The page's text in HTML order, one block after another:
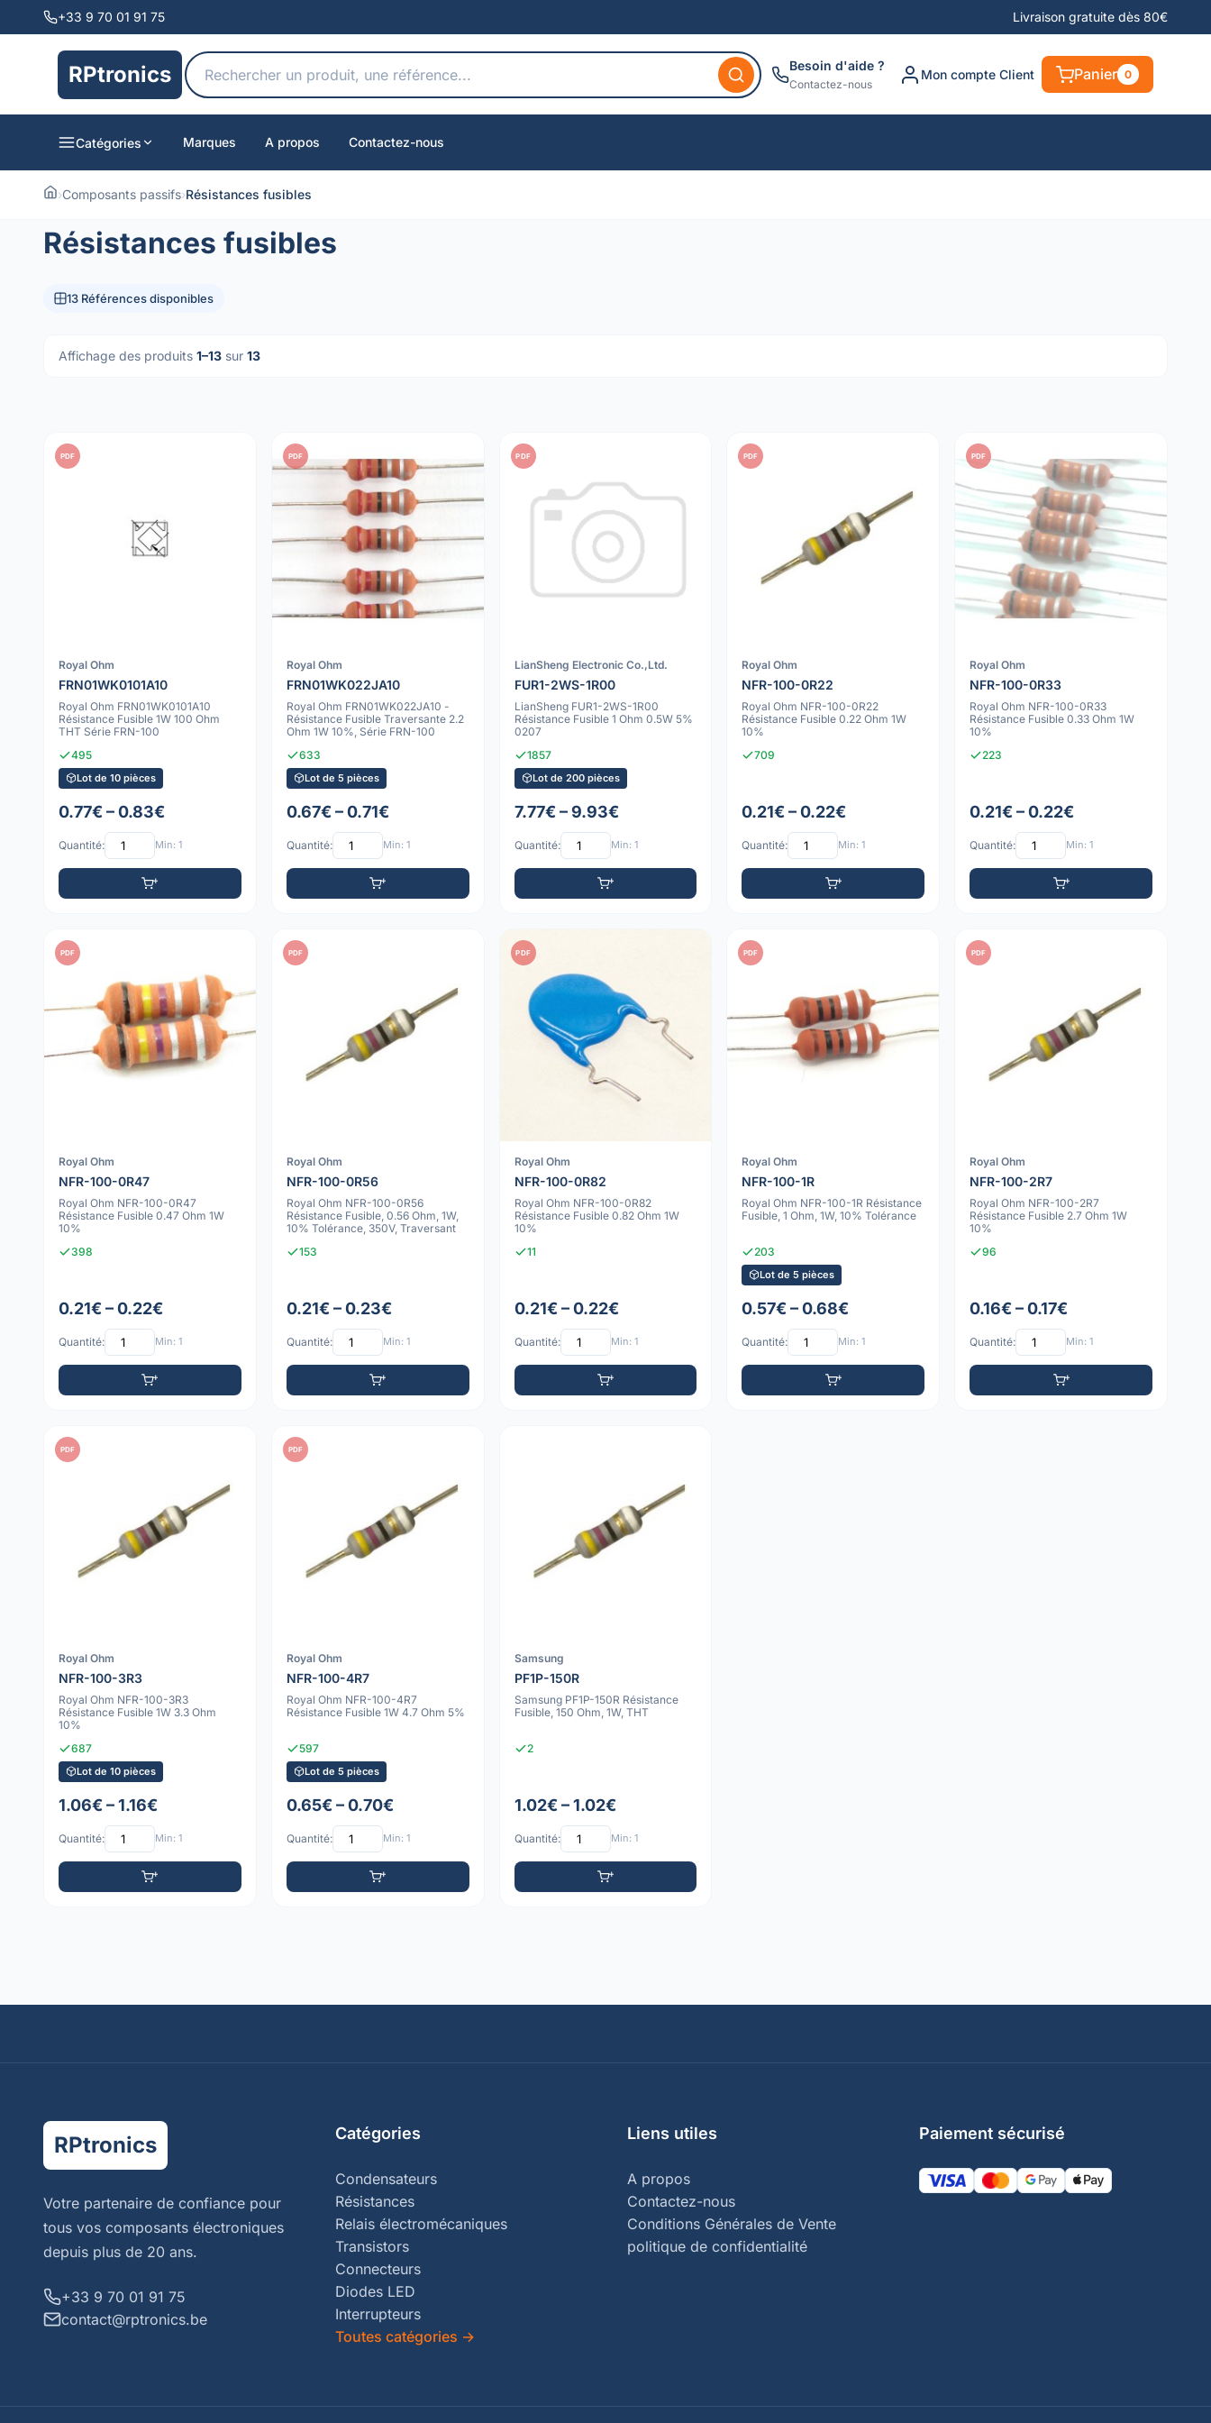
+33 9 70 01 91 75 Livraison gratuite dès 80€
RPtronics Besoin d'aide ?
Contactez-nous
Mon compte Client Panier 0
Catégories Marques A propos Contactez-nous
›Composants passifs›Résistances fusibles
Résistances fusibles
13 Références disponibles
Affichage des produits 1–13 sur 13
PDF
Royal Ohm
FRN01WK0101A10
Royal Ohm FRN01WK0101A10
Résistance Fusible 1W 100 Ohm
THT Série FRN-100
495
Lot de 10 pièces
0.77€ – 0.83€
Quantité: Min: 1
PDF
Royal Ohm
FRN01WK022JA10
Royal Ohm FRN01WK022JA10 -
Résistance Fusible Traversante 2.2
Ohm 1W 10%, Série FRN-100
633
Lot de 5 pièces
0.67€ – 0.71€
Quantité: Min: 1
PDF
LianSheng Electronic Co.,Ltd.
FUR1-2WS-1R00
LianSheng FUR1-2WS-1R00
Résistance Fusible 1 Ohm 0.5W 5%
0207
1857
Lot de 200 pièces
7.77€ – 9.93€
Quantité: Min: 1
PDF
Royal Ohm
NFR-100-0R22
Royal Ohm NFR-100-0R22
Résistance Fusible 0.22 Ohm 1W
10%
709
0.21€ – 0.22€
Quantité: Min: 1
PDF
Royal Ohm
NFR-100-0R33
Royal Ohm NFR-100-0R33
Résistance Fusible 0.33 Ohm 1W
10%
223
0.21€ – 0.22€
Quantité: Min: 1
PDF
Royal Ohm
NFR-100-0R47
Royal Ohm NFR-100-0R47
Résistance Fusible 0.47 Ohm 1W
10%
398
0.21€ – 0.22€
Quantité: Min: 1
PDF
Royal Ohm
NFR-100-0R56
Royal Ohm NFR-100-0R56
Résistance Fusible, 0.56 Ohm, 1W,
10% Tolérance, 350V, Traversant
153
0.21€ – 0.23€
Quantité: Min: 1
PDF
Royal Ohm
NFR-100-0R82
Royal Ohm NFR-100-0R82
Résistance Fusible 0.82 Ohm 1W
10%
11
0.21€ – 0.22€
Quantité: Min: 1
PDF
Royal Ohm
NFR-100-1R
Royal Ohm NFR-100-1R Résistance
Fusible, 1 Ohm, 1W, 10% Tolérance
203
Lot de 5 pièces
0.57€ – 0.68€
Quantité: Min: 1
PDF
Royal Ohm
NFR-100-2R7
Royal Ohm NFR-100-2R7
Résistance Fusible 2.7 Ohm 1W
10%
96
0.16€ – 0.17€
Quantité: Min: 1
PDF
Royal Ohm
NFR-100-3R3
Royal Ohm NFR-100-3R3
Résistance Fusible 1W 3.3 Ohm
10%
687
Lot de 10 pièces
1.06€ – 1.16€
Quantité: Min: 1
PDF
Royal Ohm
NFR-100-4R7
Royal Ohm NFR-100-4R7
Résistance Fusible 1W 4.7 Ohm 5%
597
Lot de 5 pièces
0.65€ – 0.70€
Quantité: Min: 1
Samsung
PF1P-150R
Samsung PF1P-150R Résistance
Fusible, 150 Ohm, 1W, THT
2
1.02€ – 1.02€
Quantité: Min: 1
RPtronics
Votre partenaire de confiance pour
tous vos composants électroniques
depuis plus de 20 ans.
+33 9 70 01 91 75
contact@rptronics.be
Catégories
Condensateurs
Résistances
Relais électromécaniques
Transistors
Connecteurs
Diodes LED
Interrupteurs
Toutes catégories →
Liens utiles
A propos
Contactez-nous
Conditions Générales de Vente
politique de confidentialité
Paiement sécurisé